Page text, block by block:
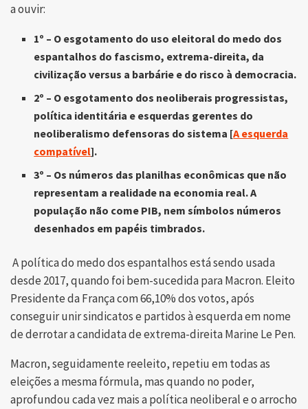
a ouvir:
1º – O esgotamento do uso eleitoral do medo dos
espantalhos do fascismo, extrema-direita, da
civilização versus a barbárie e do risco à democracia.
2º – O esgotamento dos neoliberais progressistas,
política identitária e esquerdas gerentes do
neoliberalismo defensoras do sistema [A esquerda
compatível].
3º – Os números das planilhas econômicas que não
representam a realidade na economia real. A
população não come PIB, nem símbolos números
desenhados em papéis timbrados.
A política do medo dos espantalhos está sendo usada
desde 2017, quando foi bem-sucedida para Macron. Eleito
Presidente da França com 66,10% dos votos, após
conseguir unir sindicatos e partidos à esquerda em nome
de derrotar a candidata de extrema-direita Marine Le Pen.
Macron, seguidamente reeleito, repetiu em todas as
eleições a mesma fórmula, mas quando no poder,
aprofundou cada vez mais a política neoliberal e o arrocho